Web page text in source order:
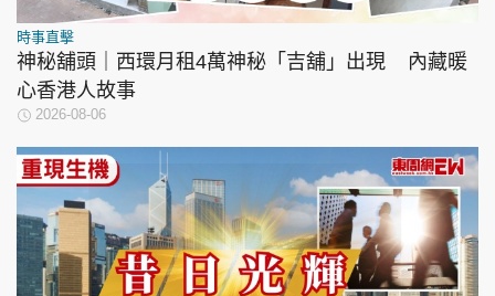
時事直擊
神秘舖頭｜西環月租4萬神秘「吉舖」出現 內藏暖
心香港人故事
2026-08-06